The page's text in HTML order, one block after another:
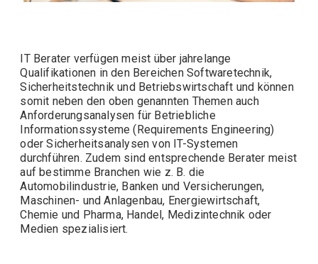
IT Berater verfügen meist über jahrelange
Qualifikationen in den Bereichen Softwaretechnik,
Sicherheitstechnik und Betriebswirtschaft und können
somit neben den oben genannten Themen auch
Anforderungsanalysen für Betriebliche
Informationssysteme (Requirements Engineering)
oder Sicherheitsanalysen von IT-Systemen
durchführen. Zudem sind entsprechende Berater meist
auf bestimme Branchen wie z. B. die
Automobilindustrie, Banken und Versicherungen,
Maschinen- und Anlagenbau, Energiewirtschaft,
Chemie und Pharma, Handel, Medizintechnik oder
Medien spezialisiert.